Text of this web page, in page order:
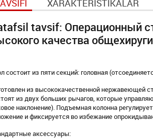
XARAKTERISTIKALAR
tavsif: Операционный
качества
состоит из пяти секций: головная
из высококачественной нержавеющей
из двух больших рычагов, которые
наклонение). Подъемная колонна
и фиксируется во избежание
аксессуары: